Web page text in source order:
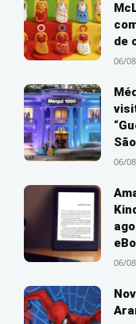
de
06/
06/
06/